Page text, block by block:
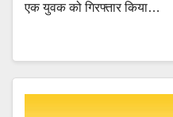
एक युवक को गिरफ्तार किया…